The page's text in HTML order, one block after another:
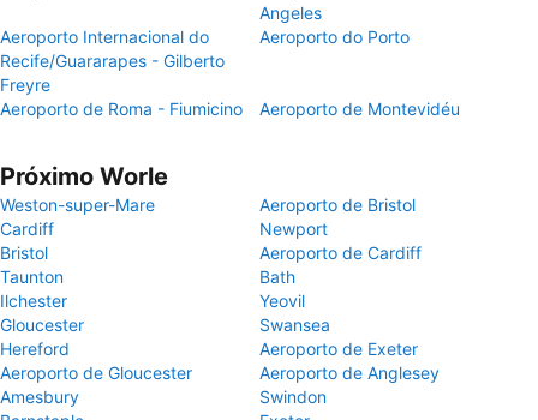
Angeles
Aeroporto Internacional do
Recife/Guararapes - Gilberto
Freyre
Aeroporto do Porto
Aeroporto de Roma - Fiumicino Aeroporto de Montevidéu
Próximo Worle
Weston-super-Mare
Aeroporto de Bristol
Cardiff
Newport
Bristol
Aeroporto de Cardiff
Taunton
Bath
Ilchester
Yeovil
Gloucester
Swansea
Hereford
Aeroporto de Exeter
Aeroporto de Gloucester
Aeroporto de Anglesey
Amesbury
Swindon